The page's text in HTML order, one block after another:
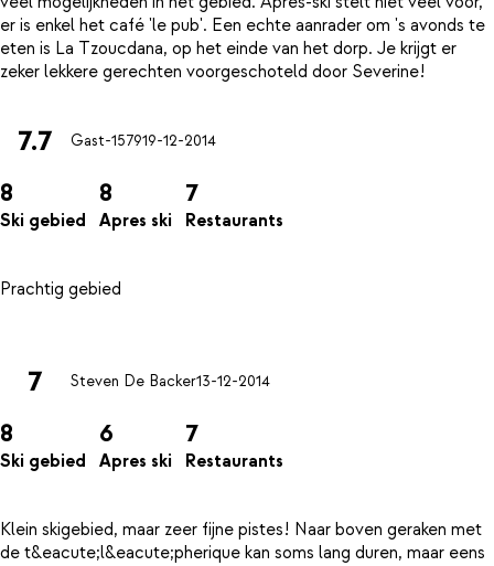
er is enkel het café 'le pub'. Een echte aanrader om 's avonds te
eten is La Tzoucdana, op het einde van het dorp. Je krijgt er
7.7 Gast-157919-12-2014
8
Ski gebied
8
Apres ski
7
Restaurants
Prachtig gebied
7 Steven De Backer13-12-2014
8
Ski gebied
6
Apres ski
7
Restaurants
Klein skigebied, maar zeer fijne pistes! Naar boven geraken met
de t&eacute;l&eacute;pherique kan soms lang duren, maar eens